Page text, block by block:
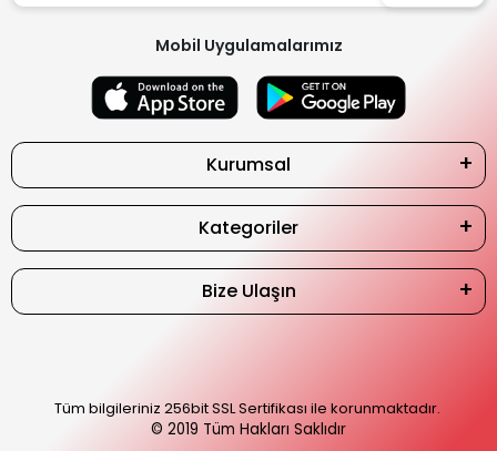
Mobil Uygulamalarımız
Kurumsal
Kategoriler
Bize Ulaşın
Tüm bilgileriniz 256bit SSL Sertifikası ile korunmaktadır.
© 2019 Tüm Hakları Saklıdır